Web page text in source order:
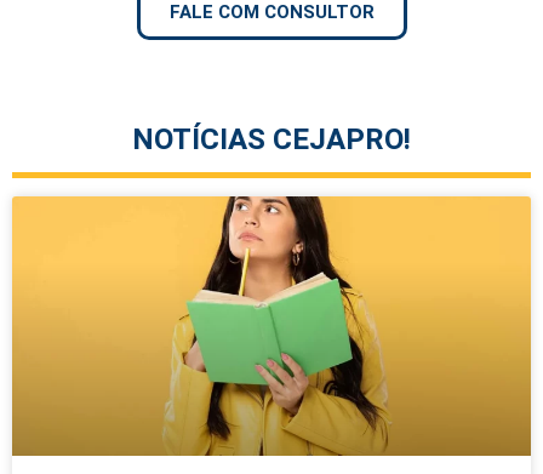
FALE COM CONSULTOR
NOTÍCIAS CEJAPRO!